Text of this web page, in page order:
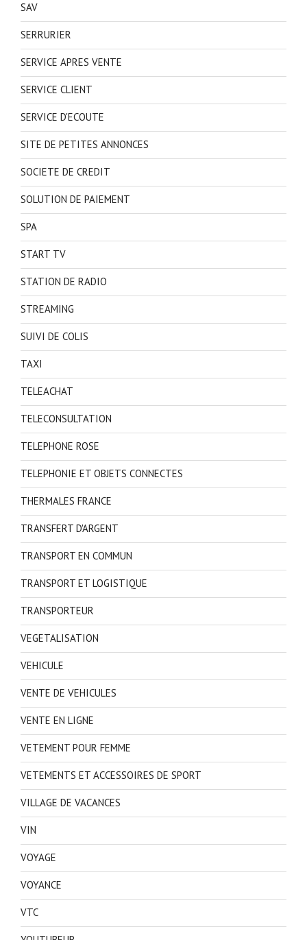
SAV
SERRURIER
SERVICE APRES VENTE
SERVICE CLIENT
SERVICE D'ECOUTE
SITE DE PETITES ANNONCES
SOCIETE DE CREDIT
SOLUTION DE PAIEMENT
SPA
START TV
STATION DE RADIO
STREAMING
SUIVI DE COLIS
TAXI
TELEACHAT
TELECONSULTATION
TELEPHONE ROSE
TELEPHONIE ET OBJETS CONNECTES
THERMALES FRANCE
TRANSFERT D'ARGENT
TRANSPORT EN COMMUN
TRANSPORT ET LOGISTIQUE
TRANSPORTEUR
VEGETALISATION
VEHICULE
VENTE DE VEHICULES
VENTE EN LIGNE
VETEMENT POUR FEMME
VETEMENTS ET ACCESSOIRES DE SPORT
VILLAGE DE VACANCES
VIN
VOYAGE
VOYANCE
VTC